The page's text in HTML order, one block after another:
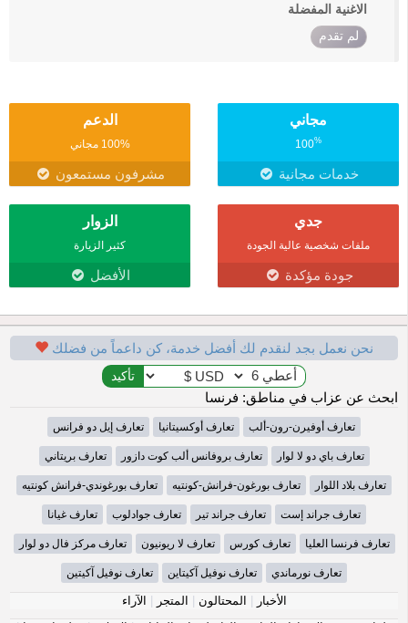
الاغنية المفضلة
لم تقدم
مجاني
100%
خدمات مجانية
الدعم
100% مجاني
مشرفون مستمعون
جدي
ملفات شخصية عالية الجودة
جودة مؤكدة
الزوار
كثير الزيارة
الأفضل
نحن نعمل بجد لنقدم لك أفضل خدمة، كن داعماً من فضلك
ابحث عن عزاب في مناطق: فرنسا
تعارف أوفيرن-رون-ألب تعارف أوكسيتانيا تعارف إيل دو فرانس
تعارف باي دو لا لوار تعارف بروفانس ألب كوت دازور تعارف بريتاني
تعارف بلاد اللوار تعارف بورغون-فرانش-كونتيه تعارف بورغوندي-فرانش كونتيه
تعارف جراند إست تعارف جراند تير تعارف جوادلوب تعارف غيانا
تعارف فرنسا العليا تعارف كورس تعارف لا ريونيون تعارف مركز فال دو لوار
تعارف نورماندي تعارف نوفيل آكيتاين تعارف نوفيل آكيتين
الأخبار | المحتالون | المتجر | الآراء